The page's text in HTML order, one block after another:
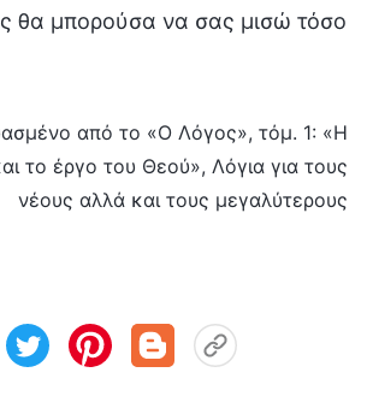
θα μπορούσα να σας μισώ τόσο
από το «Ο Λόγος», τόμ. 1: «Η
το έργο του Θεού», Λόγια για τους
νέους αλλά και τους μεγαλύτερους